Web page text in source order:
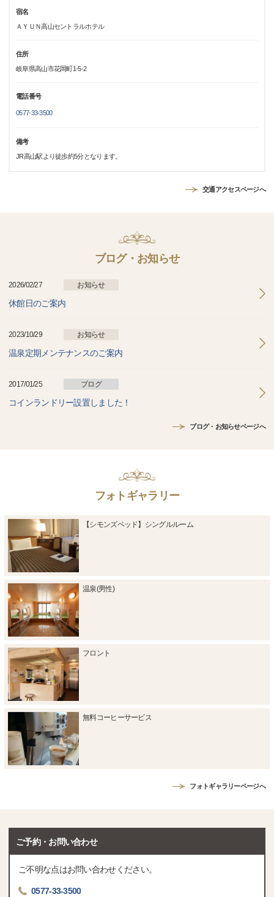
宿名
ＡＹＵＮ高山セントラルホテル
住所
岐阜県高山市花岡町1-5-2
電話番号
0577-33-3500
備考
JR高山駅より徒歩約5分となります。
交通アクセスページへ
ブログ・お知らせ
2026/02/27 お知らせ
休館日のご案内
2023/10/29 お知らせ
温泉定期メンテナンスのご案内
2017/01/25 ブログ
コインランドリー設置しました！
ブログ・お知らせページへ
フォトギャラリー
【シモンズベッド】シングルルーム
温泉(男性)
フロント
無料コーヒーサービス
フォトギャラリーページへ
ご予約・お問い合わせ
ご不明な点はお問い合わせください。
0577-33-3500